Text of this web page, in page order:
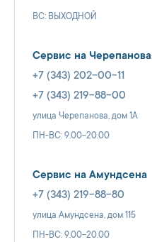
ВС: ВЫХОДНОЙ
Сервис на Черепанова
+7 (343) 202-00-11
+7 (343) 219-88-00
улица Черепанова, дом 1А
ПН-ВС: 9.00-20.00
Сервис на Амундсена
+7 (343) 219-88-80
улица Амундсена, дом 115
ПН-ВС: 9.00-20.00